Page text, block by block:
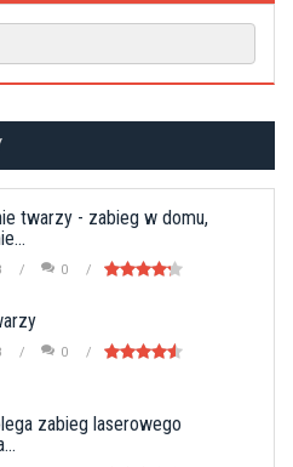
twarzy - zabieg w domu,
0
0
zabieg laserowego